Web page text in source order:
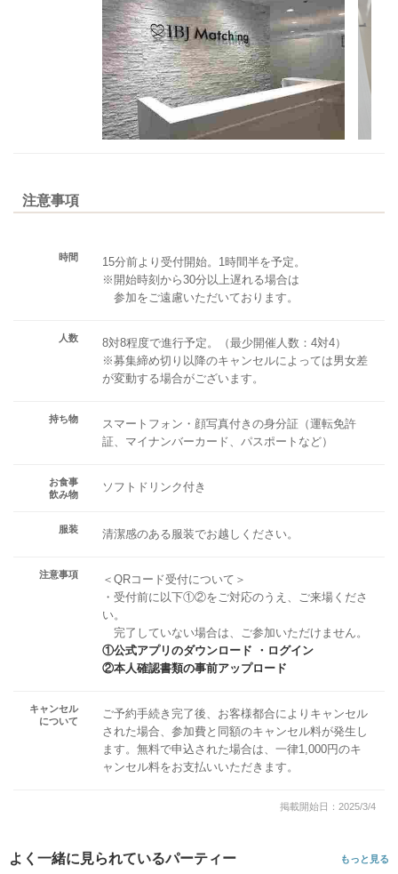
注意事項
時間
15分前より受付開始。1時間半を予定。
※開始時刻から30分以上遅れる場合は
参加をご遠慮いただいております。
人数
8対8程度で進行予定。（最少開催人数：4対4）
※募集締め切り以降のキャンセルによっては男女差
が変動する場合がございます。
持ち物
スマートフォン・顔写真付きの身分証（運転免許
証、マイナンバーカード、パスポートなど）
お食事
飲み物
ソフトドリンク付き
服装 清潔感のある服装でお越しください。
注意事項
＜QRコード受付について＞
・受付前に以下①②をご対応のうえ、ご来場くださ
い。
完了していない場合は、ご参加いただけません。
①公式アプリのダウンロード ・ログイン
②本人確認書類の事前アップロード
キャンセル
について
ご予約手続き完了後、お客様都合によりキャンセル
された場合、参加費と同額のキャンセル料が発生し
ます。無料で申込された場合は、一律1,000円のキ
ャンセル料をお支払いいただきます。
掲載開始日：2025/3/4
よく一緒に見られているパーティー もっと見る